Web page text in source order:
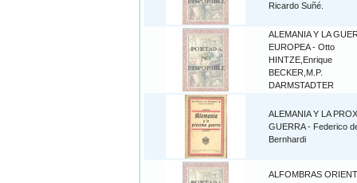
Ricardo Suñé.
ALEMANIA Y LA
EUROPEA - Otto
HINTZE,Enrique
BECKER,M.P.
DARMSTADTER
ALEMANIA Y LA
GUERRA - Federico
Bernhardi
ALFOMBRAS